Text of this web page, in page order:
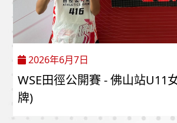
2026年6月7日
WSE田徑公開賽 - 佛山站U11
牌)